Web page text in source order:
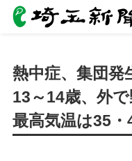
熱中症、集団
13～14歳、外
最高気温は35・